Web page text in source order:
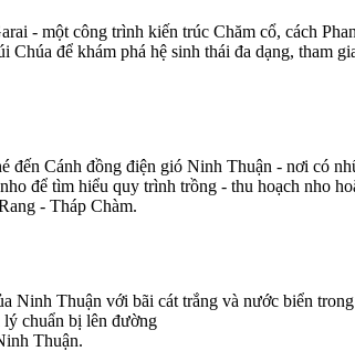
- một công trình kiến trúc Chăm cổ, cách
để khám phá hệ sinh thái đa dạng, tham
đến Cánh đồng điện gió Ninh Thuận - nơi có
để tìm hiểu quy trình trồng - thu hoạch nho
- Tháp Chàm.
Ninh Thuận với bãi cát trắng và nước biển
lý chuẩn bị lên đường
Thuận.